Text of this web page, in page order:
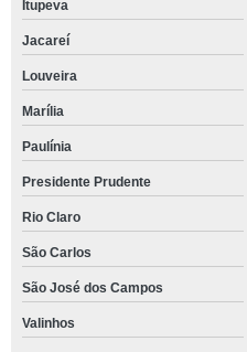
Itupeva
Jacareí
Louveira
Marília
Paulínia
Presidente Prudente
Rio Claro
São Carlos
São José dos Campos
Valinhos